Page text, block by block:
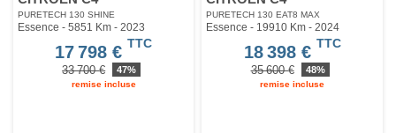
PURETECH 130 SHINE
Essence - 5851 Km - 2023
17 798 € TTC
33 700 € 47%
remise incluse
PURETECH 130 EAT8 MAX
Essence - 19910 Km- 2024
18 398 € TTC
35 600 € 48%
remise incluse